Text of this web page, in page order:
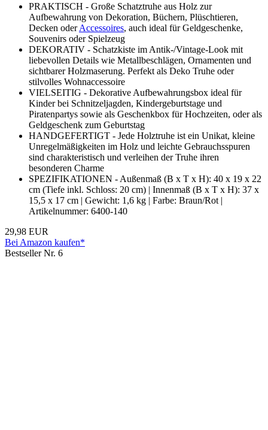
PRAKTISCH - Große Schatztruhe aus Holz zur
Aufbewahrung von Dekoration, Büchern, Plüschtieren,
Decken oderAccessoires, auch ideal für Geldgeschenke,
Souvenirs oder Spielzeug
DEKORATIV - Schatzkiste im Antik-/Vintage-Look mit
liebevollen Details wie Metallbeschlägen, Ornamenten und
sichtbarer Holzmaserung. Perfekt als Deko Truhe oder
stilvolles Wohnaccessoire
VIELSEITIG - Dekorative Aufbewahrungsbox ideal für
Kinder bei Schnitzeljagden, Kindergeburtstage und
Piratenpartys sowie als Geschenkbox für Hochzeiten, oder als
Geldgeschenk zum Geburtstag
HANDGEFERTIGT - Jede Holztruhe ist ein Unikat, kleine
Unregelmäßigkeiten im Holz und leichte Gebrauchsspuren
sind charakteristisch und verleihen der Truhe ihren
besonderen Charme
SPEZIFIKATIONEN - Außenmaß (B x T x H): 40 x 19 x 22
cm (Tiefe inkl. Schloss: 20 cm) | Innenmaß (B x T x H): 37 x
15,5 x 17 cm | Gewicht: 1,6 kg | Farbe: Braun/Rot |
Artikelnummer: 6400-140
29,98 EUR
Bei Amazon kaufen*
Bestseller Nr. 6